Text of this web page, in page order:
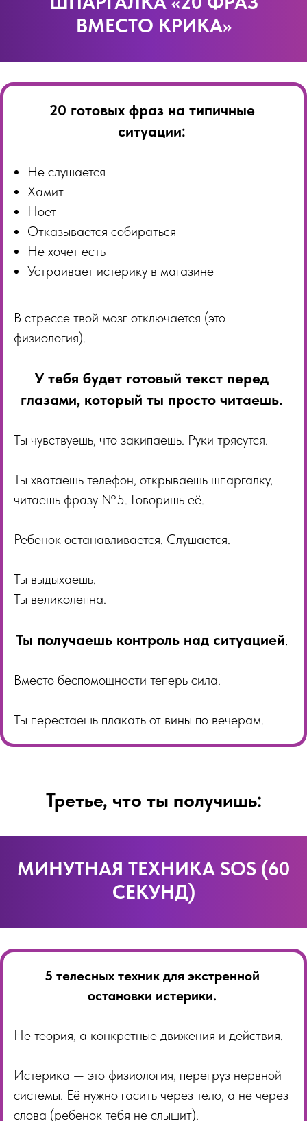
ВМЕСТО КРИКА»
20 готовых фраз на типичные
ситуации:
Не слушается
Хамит
Ноет
Отказывается собираться
Не хочет есть
Устраивает истерику в магазине
В стрессе твой мозг отключается (это
физиология).
У тебя будет готовый текст перед
глазами, который ты просто читаешь.
Ты чувствуешь, что закипаешь. Руки трясутся.
Ты хватаешь телефон, открываешь шпаргалку,
читаешь фразу №5. Говоришь её.
Ребенок останавливается. Слушается.
Ты выдыхаешь.
Ты великолепна.
Ты получаешь контроль над ситуацией.
Вместо беспомощности теперь сила.
Ты перестаешь плакать от вины по вечерам.
Третье, что ты получишь:
МИНУТНАЯ ТЕХНИКА SOS (60
СЕКУНД)
5 телесных техник для экстренной
остановки истерики.
Не теория, а конкретные движения и действия.
Истерика — это физиология, перегруз нервной
системы. Её нужно гасить через тело, а не через
слова (ребенок тебя не слышит).